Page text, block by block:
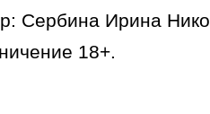
Сербина Ирина
18+.